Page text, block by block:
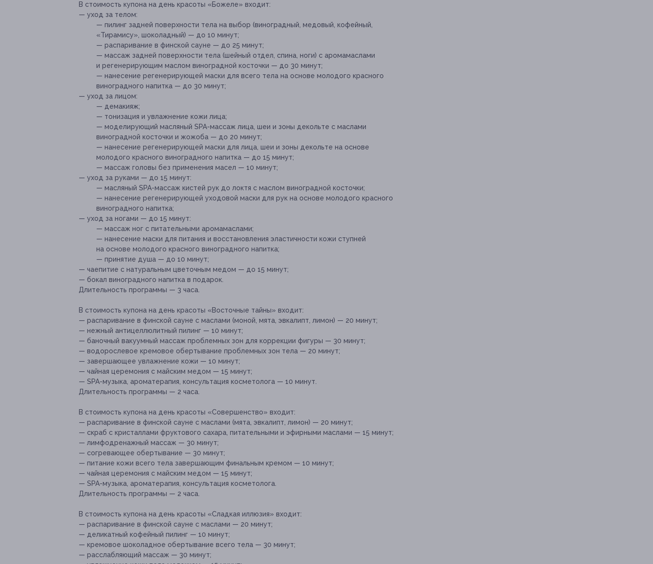
В стоимость купона на день красоты «Божеле» входит:
— уход за телом:
— пилинг задней поверхности тела на выбор (виноградный, медовый, кофейный,
«Тирамису», шоколадный) — до 10 минут;
— распаривание в финской сауне — до 25 минут;
— массаж задней поверхности тела (шейный отдел, спина, ноги) с аромамаслами
и регенерирующим маслом виноградной косточки — до 30 минут;
— нанесение регенерирующей маски для всего тела на основе молодого красного
виноградного напитка — до 30 минут;
— уход за лицом:
— демакияж;
— тонизация и увлажнение кожи лица;
— моделирующий масляный SPA-массаж лица, шеи и зоны декольте с маслами
виноградной косточки и жожоба — до 20 минут;
— нанесение регенерирующей маски для лица, шеи и зоны декольте на основе
молодого красного виноградного напитка — до 15 минут;
— массаж головы без применения масел — 10 минут;
— уход за руками — до 15 минут:
— масляный SPA-массаж кистей рук до локтя с маслом виноградной косточки;
— нанесение регенерирующей уходовой маски для рук на основе молодого красного
виноградного напитка;
— уход за ногами — до 15 минут:
— массаж ног с питательными аромамаслами;
— нанесение маски для питания и восстановления эластичности кожи ступней
на основе молодого красного виноградного напитка;
— принятие душа — до 10 минут;
— чаепитие с натуральным цветочным медом — до 15 минут;
— бокал виноградного напитка в подарок.
Длительность программы — 3 часа.
В стоимость купона на день красоты «Восточные тайны» входит:
— распаривание в финской сауне с маслами (моной, мята, эвкалипт, лимон) — 20 минут;
— нежный антицеллюлитный пилинг — 10 минут;
— баночный вакуумный массаж проблемных зон для коррекции фигуры — 30 минут;
— водорослевое кремовое обертывание проблемных зон тела — 20 минут;
— завершающее увлажнение кожи — 10 минут;
— чайная церемония с майским медом — 15 минут;
— SPA-музыка, ароматерапия, консультация косметолога — 10 минут.
Длительность программы — 2 часа.
В стоимость купона на день красоты «Совершенство» входит:
— распаривание в финской сауне с маслами (мята, эвкалипт, лимон) — 20 минут;
— скраб с кристаллами фруктового сахара, питательными и эфирными маслами — 15 минут;
— лимфодренажный массаж — 30 минут;
— согревающее обертывание — 30 минут;
— питание кожи всего тела завершающим финальным кремом — 10 минут;
— чайная церемония с майским медом — 15 минут;
— SPA-музыка, ароматерапия, консультация косметолога.
Длительность программы — 2 часа.
В стоимость купона на день красоты «Сладкая иллюзия» входит:
— распаривание в финской сауне с маслами — 20 минут;
— деликатный кофейный пилинг — 10 минут;
— кремовое шоколадное обертывание всего тела — 30 минут;
— расслабляющий массаж — 30 минут;